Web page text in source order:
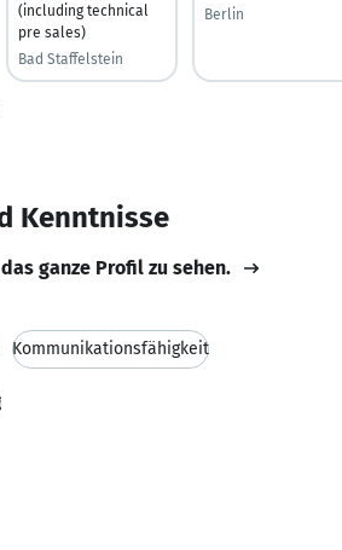
(including technical
pre sales)
Bad Staffelstein
Berlin
Kenntnisse
ganze Profil zu sehen.
Kommunikationsfähigkeit